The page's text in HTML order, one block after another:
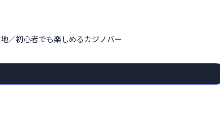
／初心者でも楽しめるカジノバー